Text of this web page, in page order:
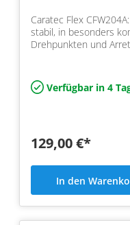
Caratec Flex
stabil, in besonders
Drehpunkten und
Verfügbar in 4
129,00 €*
In den